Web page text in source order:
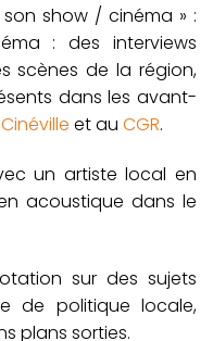
son show / cinéma » :
: des interviews
scènes de la région,
dans les avant-
Cinéville et au CGR.
un artiste local en
acoustique dans le
sur des sujets
de politique locale,
plans sorties.